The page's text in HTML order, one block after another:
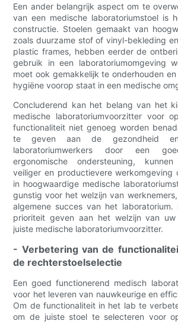
Een ander belangrijk aspect om te
van een medische laboratoriumstoel is
constructie. Stoelen gemaakt van
zoals duurzame stof of vinyl-bekleding
plastic frames, hebben eerder de
gebruik in een laboratoriumomgeving
moet ook gemakkelijk te onderhouden
hygiëne voorop staat in een medische
Concluderend kan het belang van het
medische laboratoriumvoorzitter voor
functionaliteit niet genoeg worden
te geven aan de gezondheid
laboratoriumwerkers door een
ergonomische ondersteuning,
veiliger en productievere werkomgeving
in hoogwaardige medische
gunstig voor het welzijn van
algemene succes van het laboratorium.
prioriteit geven aan het welzijn van
juiste medische laboratoriumvoorzitter.
- Verbetering van de
de rechterstoelselectie
Een goed functionerend medisch
voor het leveren van nauwkeurige en
Om de functionaliteit in het lab te
om de juiste stoel te selecteren voor